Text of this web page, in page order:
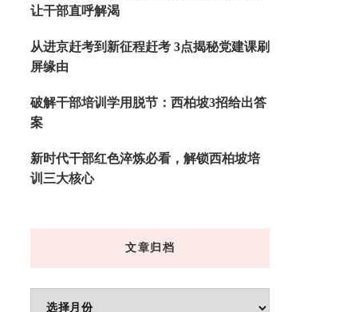
让干部直呼解渴
从进京赶考到新征程赶考 3点揭秘党建课刷
屏缘由
破解干部培训学用脱节：西柏坡3招给出答
案
新时代干部红色淬炼必看，解锁西柏坡培
训三大核心
文章归档